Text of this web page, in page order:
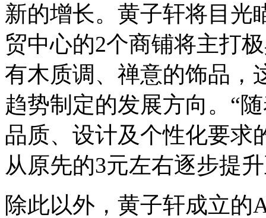
新的增长。黄子轩将目光
贸中心的2个商铺将主打
有木质调、禅意的饰品，
趋势制定的发展方向。“
品质、设计及个性化要求
从原先的3元左右逐步提
除此以外，黄子轩成立的